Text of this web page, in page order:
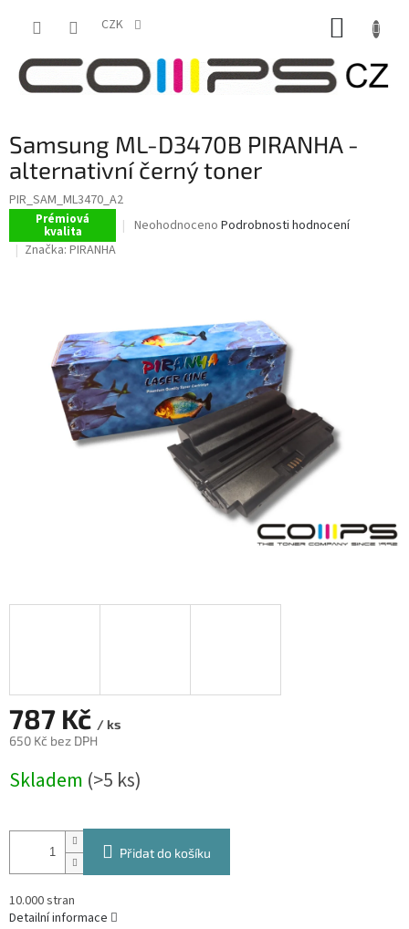
CZK
Samsung ML-D3470B PIRANHA -
alternativní černý toner
PIR_SAM_ML3470_A2
Prémiová
kvalita
Průměrné
5
hvězdiček.
Neohodnoceno Podrobnosti hodnocení
Značka: PIRANHA
787 Kč / ks
650 Kč bez DPH
cena:
Skladem (>5 ks)
Přidat do košíku
10.000 stran
Detailní informace